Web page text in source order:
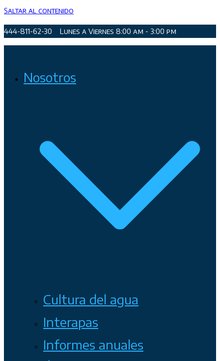
Saltar al contenido
444-811-62-30 Lunes a Viernes 8:00 am - 3:00 pm
Organismo Operador de Agua Potable, Alcantarillado y
Saneamiento de San Luis Potosí, Soledad de Graciano Sánchez
Nosotros
Cultura del agua
Interapas
Informes anuales